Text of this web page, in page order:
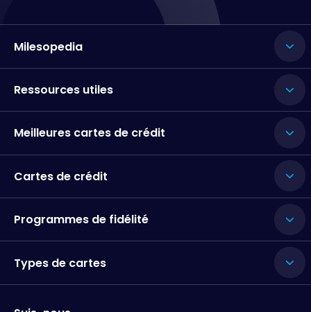
Milesopedia
Ressources utiles
Meilleures cartes de crédit
Cartes de crédit
Programmes de fidélité
Types de cartes